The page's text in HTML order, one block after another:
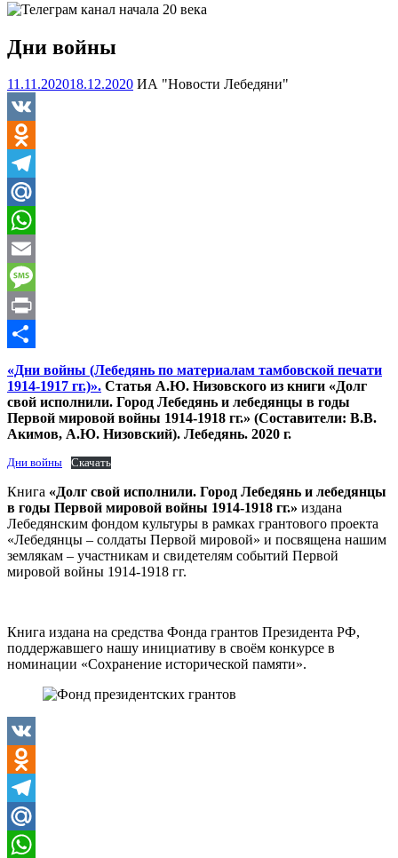
Дни войны
11.11.202018.12.2020 ИА "Новости Лебедяни"
VK
Odnoklassniki
Telegram
Mail.Ru
WhatsApp
Email
Message
Print
Отправить
«Дни войны (Лебедянь по материалам тамбовской печати
1914-1917 гг.)». Статья А.Ю. Низовского из книги «Долг
свой исполнили. Город Лебедянь и лебедянцы в годы
Первой мировой войны 1914-1918 гг.» (Составители: В.В.
Акимов, А.Ю. Низовский). Лебедянь. 2020 г.
Дни войны Скачать
Книга «Долг свой исполнили. Город Лебедянь и лебедянцы
в годы Первой мировой войны 1914-1918 гг.» издана
Лебедянским фондом культуры в рамках грантового проекта
«Лебедянцы – солдаты Первой мировой» и посвящена нашим
землякам – участникам и свидетелям событий Первой
мировой войны 1914-1918 гг.
Книга издана на средства Фонда грантов Президента РФ,
поддержавшего нашу инициативу в своём конкурсе в
номинации «Сохранение исторической памяти».
VK
Odnoklassniki
Telegram
Mail.Ru